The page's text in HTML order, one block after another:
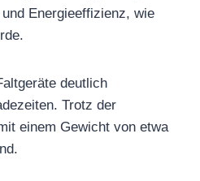
Energieeffizienz, wie
deutlich
Trotz der
einem Gewicht von etwa